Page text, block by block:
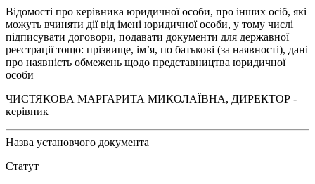
Відомості про керівника юридичної особи, про інших осіб, які
можуть вчиняти дії від імені юридичної особи, у тому числі
підписувати договори, подавати документи для державної
реєстрації тощо: прізвище, ім’я, по батькові (за наявності), дані
про наявність обмежень щодо представництва юридичної
особи
ЧИСТЯКОВА МАРГАРИТА МИКОЛАЇВНА, ДИРЕКТОР -
керівник
Назва установчого документа
Статут